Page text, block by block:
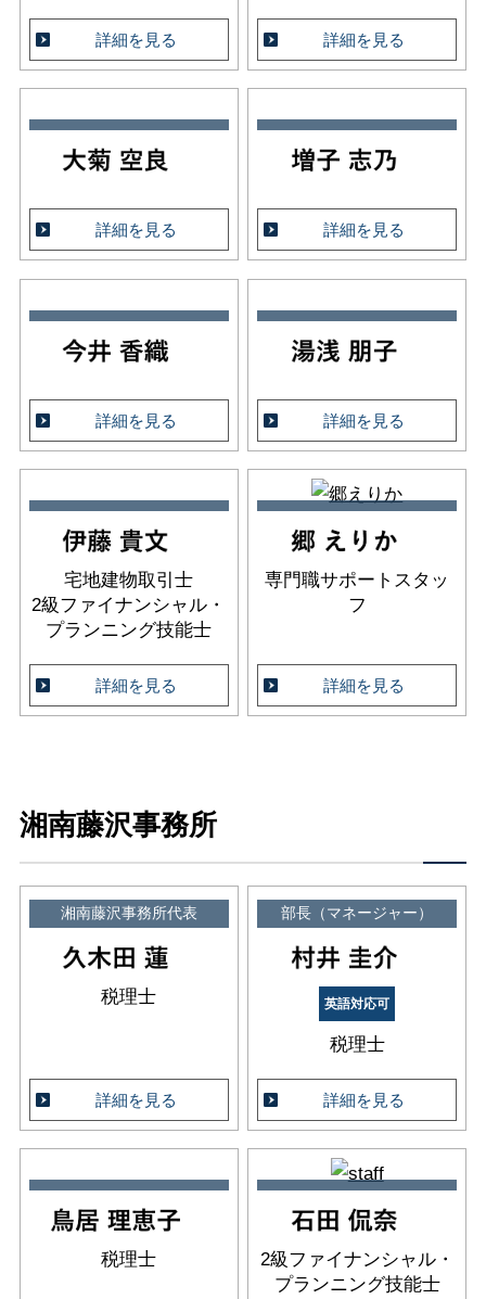
詳細を見る 詳細を見る
詳細を見る 詳細を見る
詳細を見る 詳細を見る
宅地建物取引士
2級ファイナンシャル・
プランニング技能士
詳細を見る
専門職サポートスタッ
フ
詳細を見る
湘南藤沢事務所
湘南藤沢事務所代表
税理士
詳細を見る
部長（マネージャー）
英語対応可
税理士
詳細を見る
税理士
2級ファイナンシャル・
プランニング技能士